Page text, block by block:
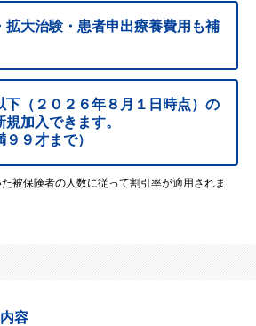
拡大治験・患者申出療養費用も補
下（２０２６年８月１日時点）の
規加入できます。
９９才まで）
被保険者の人数に従って割引率が適用されま
容